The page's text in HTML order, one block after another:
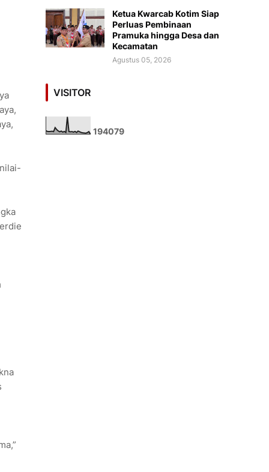
Ketua Kwarcab Kotim Siap
Perluas Pembinaan
Pramuka hingga Desa dan
Kecamatan
Agustus 05, 2026
VISITOR
194079